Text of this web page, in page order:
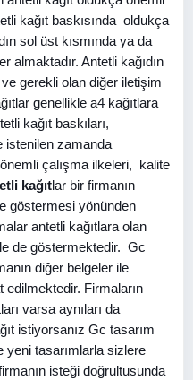
kağıt baskısında oldukça
sol üst kısmında ya da
almaktadır. Antetli kağıdın
gerekli olan diğer iletişim
genellikle a4 kağıtlara
kağıt baskıları,
istenilen zamanda
önemli çalışma ilkeleri, kalite
kağıtlar bir firmanın
göstermesi yönünden
antetli kağıtlara olan
de göstermektedir. Gc
diğer belgeler ile
Firmaların
varsa aynıları da
istiyorsanız Gc tasarım
tasarımlarla sizlere
isteği doğrultusunda